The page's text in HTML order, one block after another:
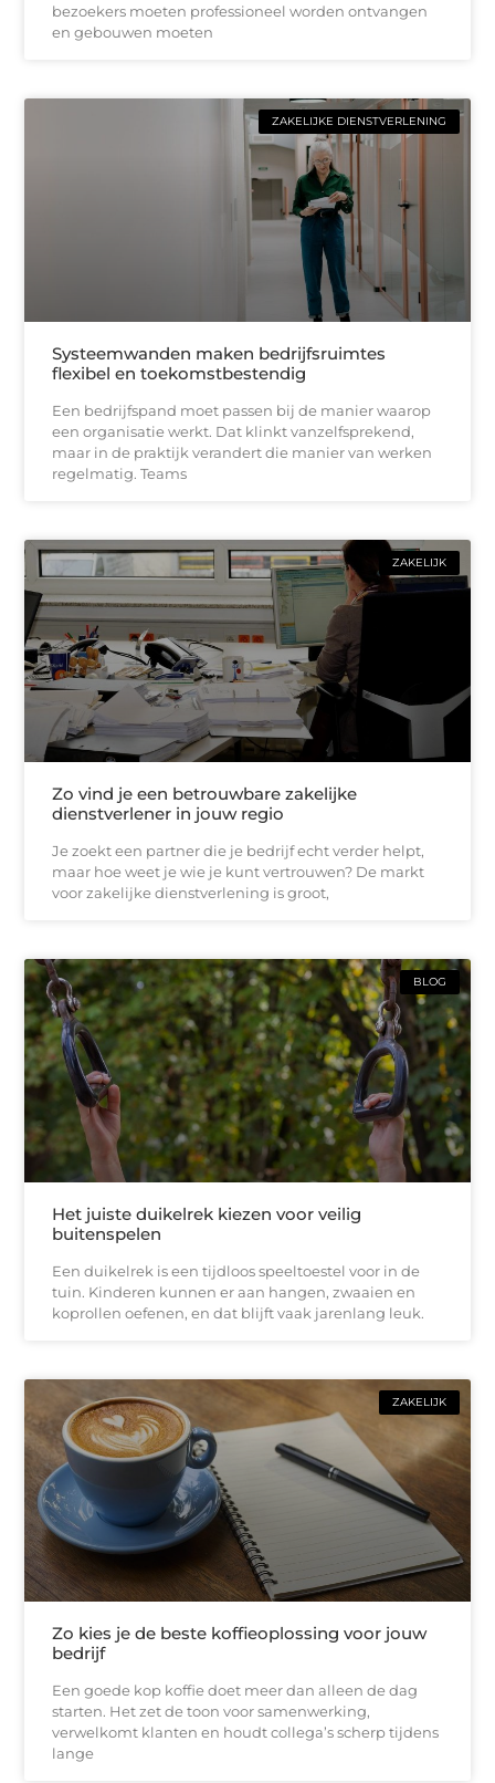
bezoekers moeten professioneel worden ontvangen
en gebouwen moeten
ZAKELIJKE DIENSTVERLENING
Systeemwanden maken bedrijfsruimtes
flexibel en toekomstbestendig
Een bedrijfspand moet passen bij de manier waarop
een organisatie werkt. Dat klinkt vanzelfsprekend,
maar in de praktijk verandert die manier van werken
regelmatig. Teams
ZAKELIJK
Zo vind je een betrouwbare zakelijke
dienstverlener in jouw regio
Je zoekt een partner die je bedrijf echt verder helpt,
maar hoe weet je wie je kunt vertrouwen? De markt
voor zakelijke dienstverlening is groot,
BLOG
Het juiste duikelrek kiezen voor veilig
buitenspelen
Een duikelrek is een tijdloos speeltoestel voor in de
tuin. Kinderen kunnen er aan hangen, zwaaien en
koprollen oefenen, en dat blijft vaak jarenlang leuk.
ZAKELIJK
Zo kies je de beste koffieoplossing voor jouw
bedrijf
Een goede kop koffie doet meer dan alleen de dag
starten. Het zet de toon voor samenwerking,
verwelkomt klanten en houdt collega’s scherp tijdens
lange